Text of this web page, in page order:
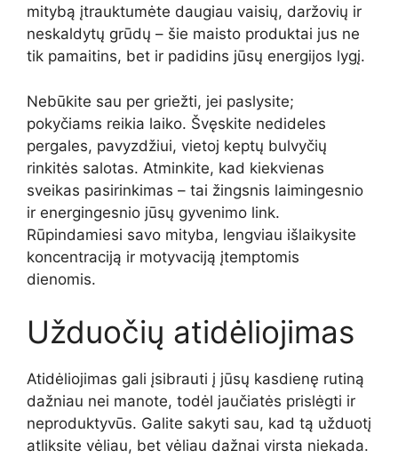
mitybą įtrauktumėte daugiau vaisių, daržovių ir
neskaldytų grūdų – šie maisto produktai jus ne
tik pamaitins, bet ir padidins jūsų energijos lygį.
Nebūkite sau per griežti, jei paslysite;
pokyčiams reikia laiko. Švęskite nedideles
pergales, pavyzdžiui, vietoj keptų bulvyčių
rinkitės salotas. Atminkite, kad kiekvienas
sveikas pasirinkimas – tai žingsnis laimingesnio
ir energingesnio jūsų gyvenimo link.
Rūpindamiesi savo mityba, lengviau išlaikysite
koncentraciją ir motyvaciją įtemptomis
dienomis.
Užduočių atidėliojimas
Atidėliojimas gali įsibrauti į jūsų kasdienę rutiną
dažniau nei manote, todėl jaučiatės prislėgti ir
neproduktyvūs. Galite sakyti sau, kad tą užduotį
atliksite vėliau, bet vėliau dažnai virsta niekada.